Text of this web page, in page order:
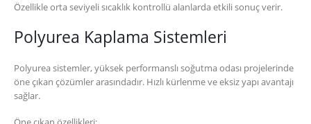
Özellikle orta seviyeli sıcaklık kontrollü alanlarda etkili sonuç verir.
Polyurea Kaplama Sistemleri
Polyurea sistemler, yüksek performanslı soğutma odası projelerinde
öne çıkan çözümler arasındadır. Hızlı kürlenme ve eksiz yapı avantajı
sağlar.